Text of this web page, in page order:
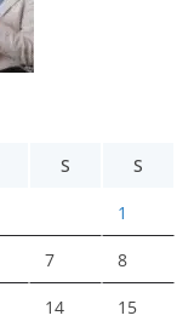
S S
1
7 8
14 15